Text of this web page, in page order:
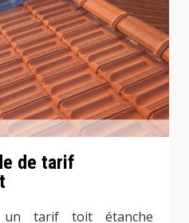
de tarif
un tarif toit étanche